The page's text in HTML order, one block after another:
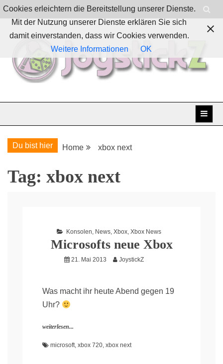
Skip
to
content
JoystickZ
Du bist hier Home xbox next
Tag: xbox next
Konsolen, News, Xbox, Xbox News
Microsofts neue Xbox
21. Mai 2013 JoystickZ
Was macht ihr heute Abend gegen 19
Uhr?
weiterlesen...
microsoft, xbox 720, xbox next
Cookies erleichtern die Bereitstellung unserer Dienste.
Mit der Nutzung unserer Dienste erklären Sie sich
damit einverstanden, dass wir Cookies verwenden.
Weitere Informationen
OK